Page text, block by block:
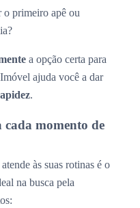
o primeiro apê ou
a opção certa para
ajuda você a dar
.
cada momento de
às suas rotinas é o
na busca pela